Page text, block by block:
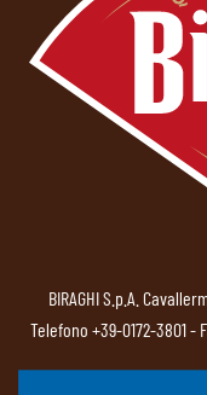
BIRAGHI S.p.A.
Telefono +39-0172-3801-